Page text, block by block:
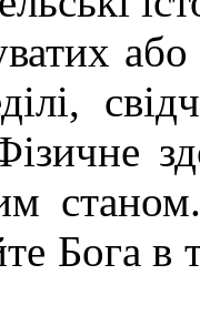
Бога в